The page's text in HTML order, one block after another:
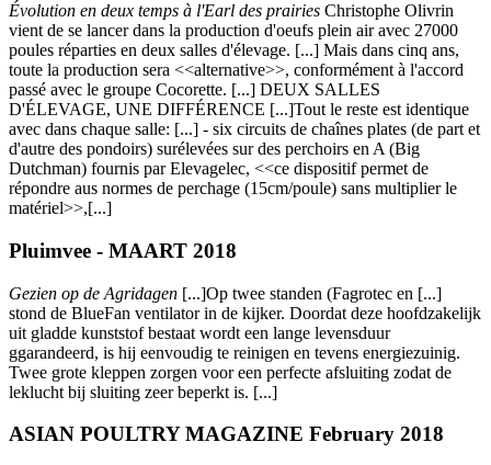
Évolution en deux temps à l'Earl des prairies Christophe Olivrin
vient de se lancer dans la production d'oeufs plein air avec 27000
poules réparties en deux salles d'élevage. [...] Mais dans cinq ans,
toute la production sera <<alternative>>, conformément à l'accord
passé avec le groupe Cocorette. [...] DEUX SALLES
D'ÉLEVAGE, UNE DIFFÉRENCE [...]Tout le reste est identique
avec dans chaque salle: [...] - six circuits de chaînes plates (de part et
d'autre des pondoirs) surélevées sur des perchoirs en A (Big
Dutchman) fournis par Elevagelec, <<ce dispositif permet de
répondre aus normes de perchage (15cm/poule) sans multiplier le
matériel>>,[...]
Pluimvee - MAART 2018
Gezien op de Agridagen [...]Op twee standen (Fagrotec en [...]
stond de BlueFan ventilator in de kijker. Doordat deze hoofdzakelijk
uit gladde kunststof bestaat wordt een lange levensduur
ggarandeerd, is hij eenvoudig te reinigen en tevens energiezuinig.
Twee grote kleppen zorgen voor een perfecte afsluiting zodat de
leklucht bij sluiting zeer beperkt is. [...]
ASIAN POULTRY MAGAZINE February 2018